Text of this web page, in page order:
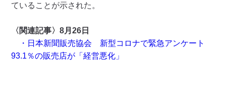
ていることが示された。
〈関連記事〉8月26日
・日本新聞販売協会 新型コロナで緊急アンケート
93.1％の販売店が「経営悪化」